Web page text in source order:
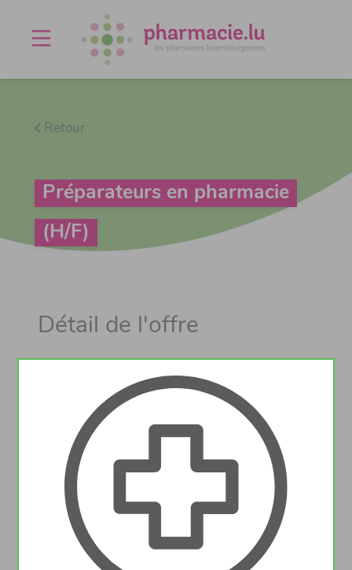
Agenda
À propos
Retour
Préparateurs en pharmacie
(H/F)
Détail de l'offre
CDD, à temps plein ou partiel
Langues souhaitées
: luxembourgeois,
français, allemand
Date d’entrée:à convenir
Les intéressé(e)s sont prié(e)s d’adresser leur
C.V. avec photo par email à l’attention de
nicomujzer080@gmail.com